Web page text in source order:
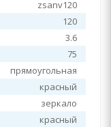
zsanv120
120
3.6
75
прямоугольная
красный
зеркало
красный